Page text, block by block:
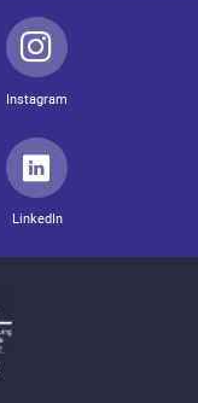
Instagram
LinkedIn